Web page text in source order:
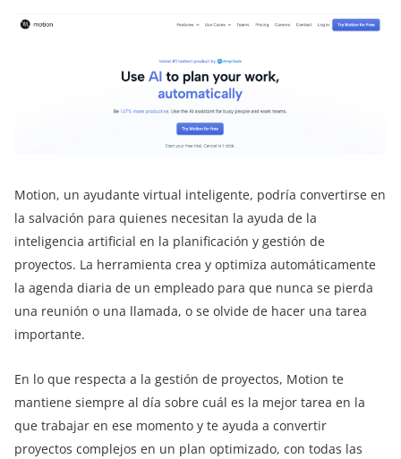
Motion, un ayudante virtual inteligente, podría convertirse en
la salvación para quienes necesitan la ayuda de la
inteligencia artificial en la planificación y gestión de
proyectos. La herramienta crea y optimiza automáticamente
la agenda diaria de un empleado para que nunca se pierda
una reunión o una llamada, o se olvide de hacer una tarea
importante.
En lo que respecta a la gestión de proyectos, Motion te
mantiene siempre al día sobre cuál es la mejor tarea en la
que trabajar en ese momento y te ayuda a convertir
proyectos complejos en un plan optimizado, con todas las